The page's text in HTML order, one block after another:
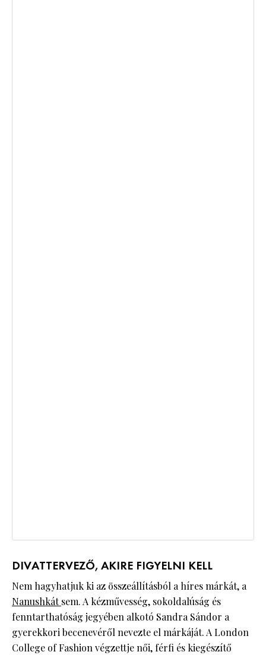
DIVATTERVEZŐ, AKIRE FIGYELNI KELL
Nem hagyhatjuk ki az összeállításból a híres márkát, a
Nanushkátsem. A kézművesség, sokoldalúság és
fenntarthatóság jegyében alkotó Sandra Sándor a
gyerekkori becenevéről nevezte el márkáját. A London
College of Fashion végzettje női, férfi és kiegészítő